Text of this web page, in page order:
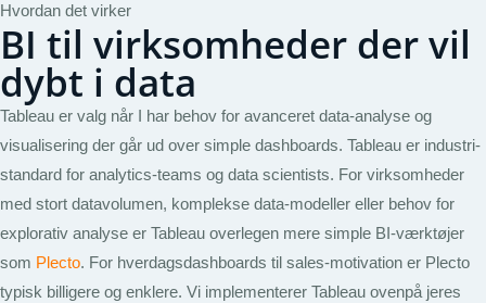
Hvordan det virker
BI til virksomheder der vil
dybt i data
Tableau er valg når I har behov for avanceret data-analyse og
visualisering der går ud over simple dashboards. Tableau er industri-
standard for analytics-teams og data scientists. For virksomheder
med stort datavolumen, komplekse data-modeller eller behov for
explorativ analyse er Tableau overlegen mere simple BI-værktøjer
som Plecto. For hverdagsdashboards til sales-motivation er Plecto
typisk billigere og enklere. Vi implementerer Tableau ovenpå jeres